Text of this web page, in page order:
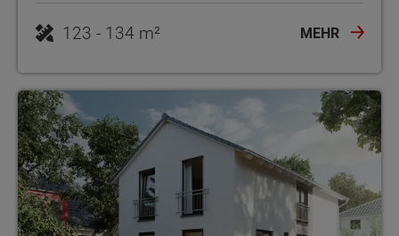
123 - 134 m² MEHR